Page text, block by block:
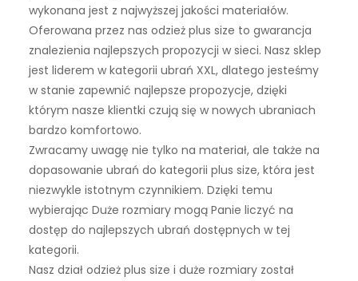
wykonana jest z najwyższej jakości materiałów.
Oferowana przez nas odzież plus size to gwarancja
znalezienia najlepszych propozycji w sieci. Nasz sklep
jest liderem w kategorii ubrań XXL, dlatego jesteśmy
w stanie zapewnić najlepsze propozycje, dzięki
którym nasze klientki czują się w nowych ubraniach
bardzo komfortowo.
Zwracamy uwagę nie tylko na materiał, ale także na
dopasowanie ubrań do kategorii plus size, która jest
niezwykle istotnym czynnikiem. Dzięki temu
wybierając Duże rozmiary mogą Panie liczyć na
dostęp do najlepszych ubrań dostępnych w tej
kategorii.
Nasz dział odzież plus size i duże rozmiary został